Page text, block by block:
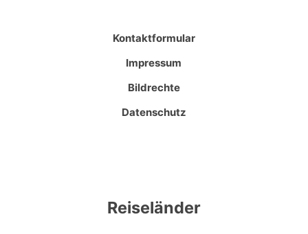
Kontaktformular
Impressum
Bildrechte
Datenschutz
Reiseländer